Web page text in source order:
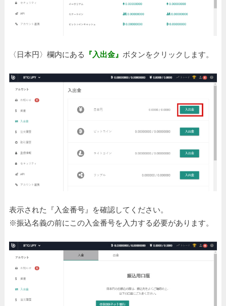
〈日本円〉欄内にある 『入出金』 ボタンをクリックします。
表示された『入金番号』を確認してください。
※振込名義の前にこの入金番号を入力する必要があります。